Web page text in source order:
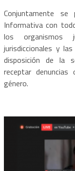
Conjuntamente
Informativa con
los organismos
jurisdiccionales y
disposición de la
receptar
género.